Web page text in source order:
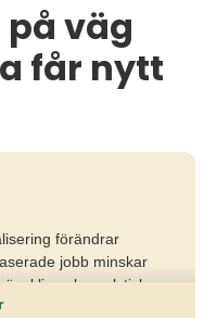
väg
får nytt
förändrar
jobb minskar
och analytisk
Economic Forum.